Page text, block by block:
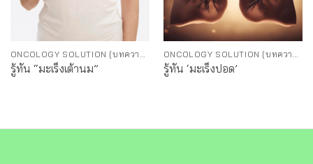
รู้ทัน “มะเร็งเต้านม” รู้ทัน ‘มะเร็งปอด’